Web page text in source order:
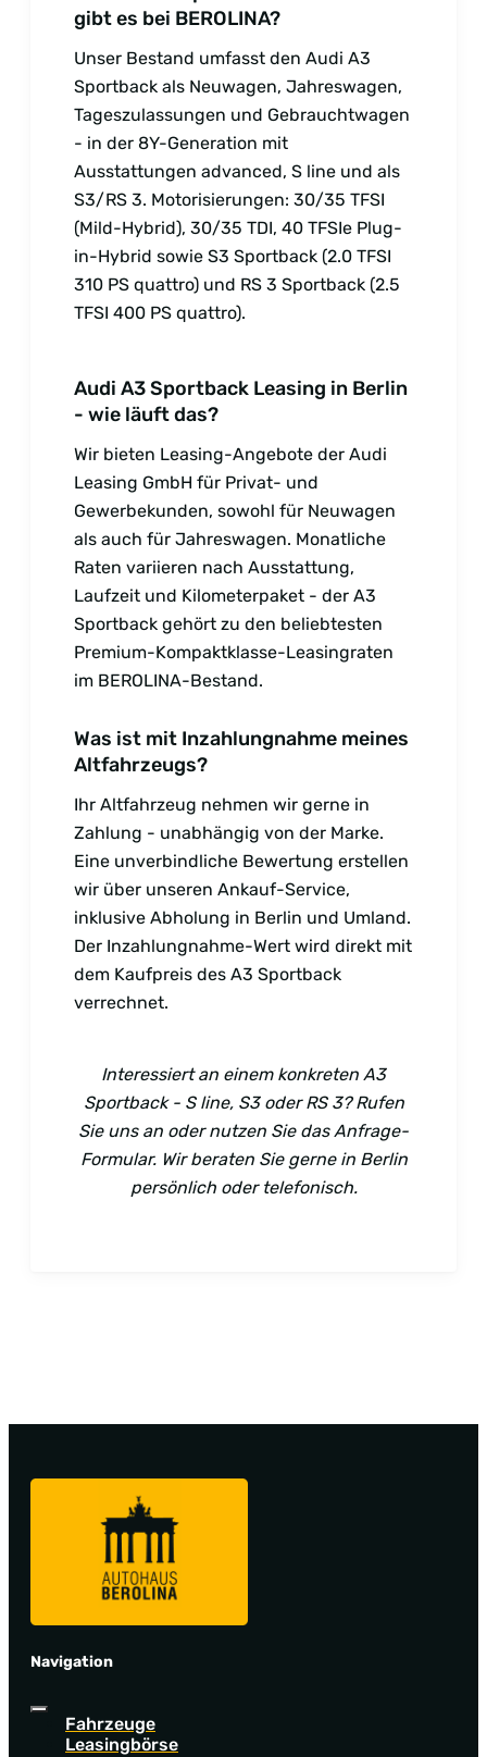
gibt es bei BEROLINA?
Unser Bestand umfasst den Audi A3
Sportback als Neuwagen, Jahreswagen,
Tageszulassungen und Gebrauchtwagen
- in der 8Y-Generation mit
Ausstattungen advanced, S line und als
S3/RS 3. Motorisierungen: 30/35 TFSI
(Mild-Hybrid), 30/35 TDI, 40 TFSIe Plug-
in-Hybrid sowie S3 Sportback (2.0 TFSI
310 PS quattro) und RS 3 Sportback (2.5
TFSI 400 PS quattro).
Audi A3 Sportback Leasing in Berlin
- wie läuft das?
Wir bieten Leasing-Angebote der Audi
Leasing GmbH für Privat- und
Gewerbekunden, sowohl für Neuwagen
als auch für Jahreswagen. Monatliche
Raten variieren nach Ausstattung,
Laufzeit und Kilometerpaket - der A3
Sportback gehört zu den beliebtesten
Premium-Kompaktklasse-Leasingraten
im BEROLINA-Bestand.
Was ist mit Inzahlungnahme meines
Altfahrzeugs?
Ihr Altfahrzeug nehmen wir gerne in
Zahlung - unabhängig von der Marke.
Eine unverbindliche Bewertung erstellen
wir über unseren Ankauf-Service,
inklusive Abholung in Berlin und Umland.
Der Inzahlungnahme-Wert wird direkt mit
dem Kaufpreis des A3 Sportback
verrechnet.
Interessiert an einem konkreten A3
Sportback - S line, S3 oder RS 3? Rufen
Sie uns an oder nutzen Sie das Anfrage-
Formular. Wir beraten Sie gerne in Berlin
persönlich oder telefonisch.
Navigation
Fahrzeuge
Leasingbörse